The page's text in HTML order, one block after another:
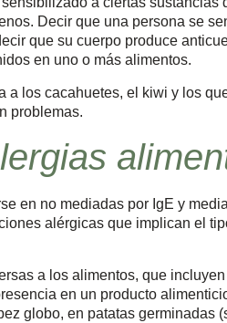
Decir que una persona se
que su cuerpo produce
en uno o más alimentos.
los cacahuetes, el kiwi y los
problemas.
en no mediadas por IgE y
alérgicas que implican el
a los alimentos, que
en un producto
globo, en patatas germinadas